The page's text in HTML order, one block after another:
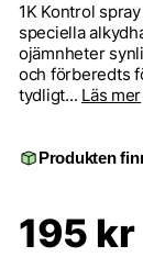
1K Kontrol
speciella
ojämnheter
och förberedts
tydligt... Läs mer
Produkten
195 kr